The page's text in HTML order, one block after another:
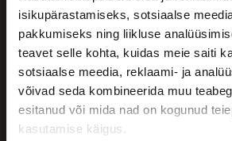
isikupärastamiseks, sotsiaalse
pakkumiseks ning liikluse
teavet selle kohta, kuidas meie saiti
sotsiaalse meedia, reklaami- ja
võivad seda kombineerida muu
esitanud või mida nad on kogunud
kasutamise käigus.
loomaaed ja Nuuksio
rajad – 19.-20. september
Õpilasreisid 2026
Bussi tellides teatage: